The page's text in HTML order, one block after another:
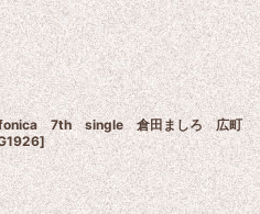
7th single 倉田ましろ 広町
]